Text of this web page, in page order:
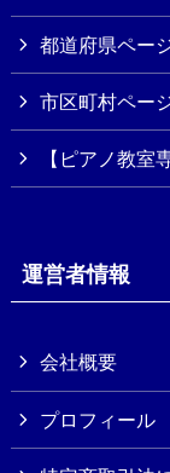
都道府県ペー
市区町村ペー
【ピアノ教室
運営者情報
会社概要
プロフィール